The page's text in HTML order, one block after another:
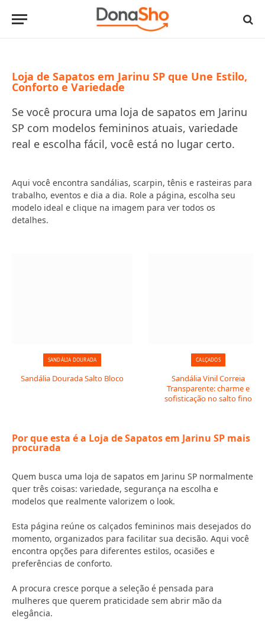
Loja de Sapatos em Jarinu SP que Une Estilo,
Conforto e Variedade
Se você procura uma loja de sapatos em Jarinu
SP com modelos femininos atuais, variedade
real e escolha fácil, você está no lugar certo.
Aqui você encontra sandálias, scarpin, tênis e rasteiras para
trabalho, eventos e dia a dia. Role a página, escolha seu
modelo ideal e clique na imagem para ver todos os
detalhes.
SANDÁLIA DOURADA
Sandália Dourada Salto Bloco
CALÇADOS
Sandália Vinil Correia
Transparente: charme e
sofisticação no salto fino
Por que esta é a Loja de Sapatos em Jarinu SP mais
procurada
Quem busca uma loja de sapatos em Jarinu SP normalmente
quer três coisas: variedade, segurança na escolha e
modelos que realmente valorizem o look.
Esta página reúne os calçados femininos mais desejados do
momento, organizados para facilitar sua decisão. Aqui você
encontra opções para diferentes estilos, ocasiões e
preferências de conforto.
A procura cresce porque a seleção é pensada para
mulheres que querem praticidade sem abrir mão da
elegância.